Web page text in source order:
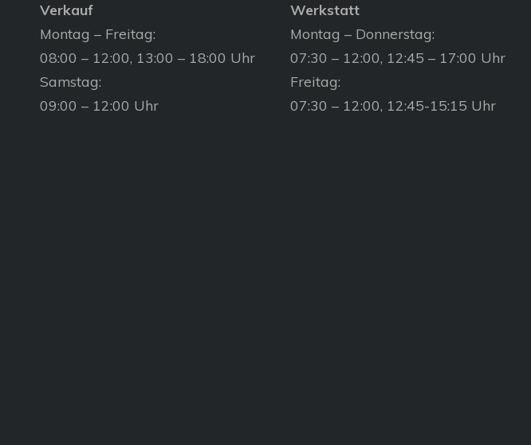
Verkauf
Montag – Freitag:
08:00 – 12:00, 13:00 – 18:00 Uhr
Samstag:
09:00 – 12:00 Uhr
Werkstatt
Montag – Donnerstag:
07:30 – 12:00, 12:45 – 17:00 Uhr
Freitag:
07:30 – 12:00, 12:45-15:15 Uhr